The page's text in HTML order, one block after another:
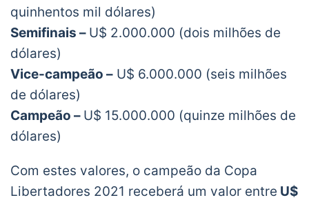
quinhentos mil dólares)
Semifinais – U$ 2.000.000 (dois milhões de
dólares)
Vice-campeão – U$ 6.000.000 (seis milhões
de dólares)
Campeão – U$ 15.000.000 (quinze milhões de
dólares)
Com estes valores, o campeão da Copa
Libertadores 2021 receberá um valor entre U$